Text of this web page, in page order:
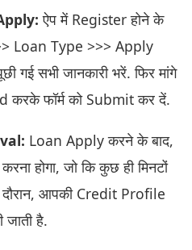
ऐप में Register होने के
Loan Type >>> Apply
गई सभी जानकारी भरें. फिर मांगे
करके फॉर्म को Submit कर दें.
Loan Apply करने के बाद,
होगा, जो कि कुछ ही मिनटों
आपकी Credit Profile
है.